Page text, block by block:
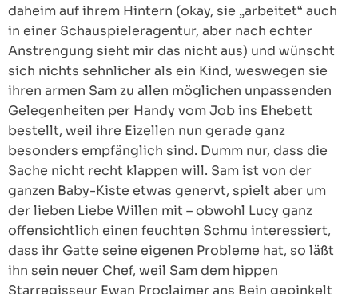
daheim auf ihrem Hintern (okay, sie „arbeitet“ auch
in einer Schauspieleragentur, aber nach echter
Anstrengung sieht mir das nicht aus) und wünscht
sich nichts sehnlicher als ein Kind, weswegen sie
ihren armen Sam zu allen möglichen unpassenden
Gelegenheiten per Handy vom Job ins Ehebett
bestellt, weil ihre Eizellen nun gerade ganz
besonders empfänglich sind. Dumm nur, dass die
Sache nicht recht klappen will. Sam ist von der
ganzen Baby-Kiste etwas genervt, spielt aber um
der lieben Liebe Willen mit – obwohl Lucy ganz
offensichtlich einen feuchten Schmu interessiert,
dass ihr Gatte seine eigenen Probleme hat, so läßt
ihn sein neuer Chef, weil Sam dem hippen
Starregisseur Ewan Proclaimer ans Bein gepinkelt